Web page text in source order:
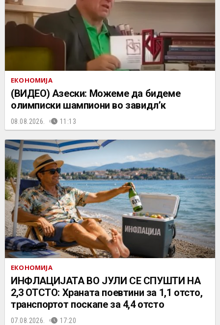
ЕКОНОМИЈА
(ВИДЕО) Азески: Можеме да бидеме
олимписки шампиони во завидл’к
08.08.2026. 11:13
ЕКОНОМИЈА
ИНФЛАЦИЈАТА ВО ЈУЛИ СЕ СПУШТИ НА
2,3 ОТСТО: Храната поевтини за 1,1 отсто,
транспортот поскапе за 4,4 отсто
07.08.2026. 17:20